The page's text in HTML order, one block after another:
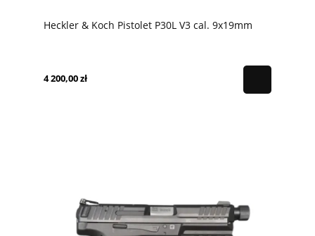
Heckler & Koch Pistolet P30L V3 cal. 9x19mm
4 200,00 zł